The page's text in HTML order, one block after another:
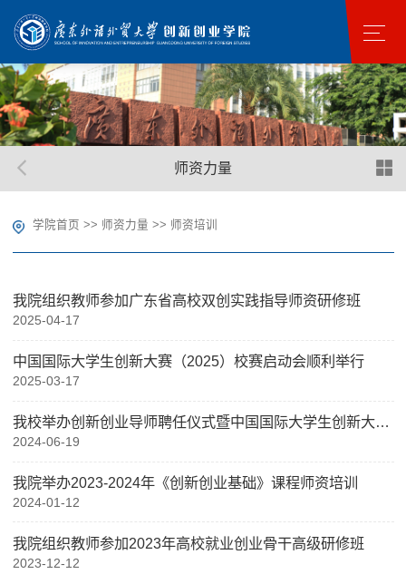
师资力量
学院首页 >> 师资力量 >> 师资培训
我院组织教师参加广东省高校双创实践指导师资研修班
2025-04-17
中国国际大学生创新大赛（2025）校赛启动会顺利举行
2025-03-17
我校举办创新创业导师聘任仪式暨中国国际大学生创新大赛（2024）省赛动员会
2024-06-19
我院举办2023-2024年《创新创业基础》课程师资培训
2024-01-12
我院组织教师参加2023年高校就业创业骨干高级研修班
2023-12-12